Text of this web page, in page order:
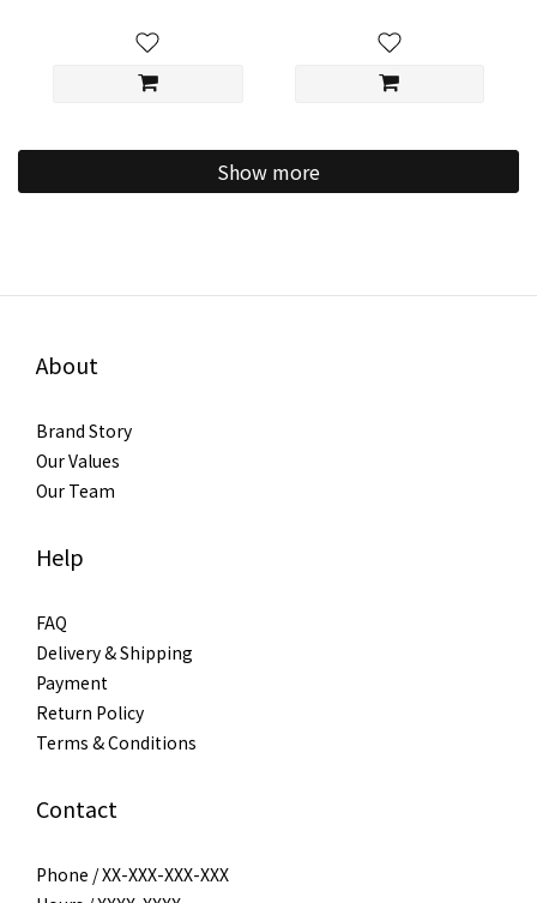
Show more
About
Brand Story
Our Values
Our Team
Help
FAQ
Delivery & Shipping
Payment
Return Policy
Terms & Conditions
Contact
Phone / XX-XXX-XXX-XXX